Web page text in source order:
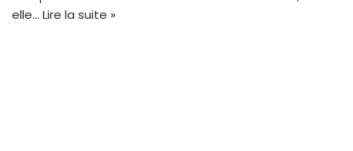
elle… Lire la suite »